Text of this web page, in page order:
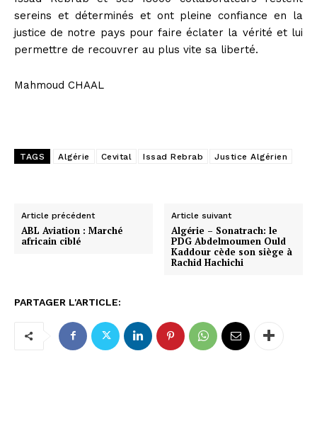
sereins et déterminés et ont pleine confiance en la
justice de notre pays pour faire éclater la vérité et lui
permettre de recouvrer au plus vite sa liberté.
Mahmoud CHAAL
TAGS Algérie Cevital Issad Rebrab Justice Algérien
Article précédent
ABL Aviation : Marché
africain ciblé
Article suivant
Algérie – Sonatrach: le
PDG Abdelmoumen Ould
Kaddour cède son siège à
Rachid Hachichi
PARTAGER L'ARTICLE: